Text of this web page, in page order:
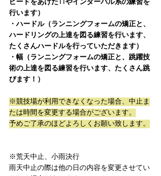
ピードをあげたTTやインターバル系の練習を
行います）
・ハードル（ランニングフォームの矯正と、
ハードリングの上達を図る練習を行います、
たくさんハードルを行っていただきます）
・幅（ランニングフォームの矯正と、跳躍技
術の上達を図る練習を行います、たくさん跳
びます！）
※競技場が利用できなくなった場合、中止ま
たは時間を変更する場合がございます。
予めご了承のほどよろしくお願い致します。
※荒天中止、小雨決行
雨天中止の際は他の日の内容を変更させてい